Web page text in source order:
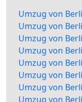
Umzug von
Umzug von
Umzug von
Umzug von
Umzug von
Umzug von
Umzug von
Umzug von